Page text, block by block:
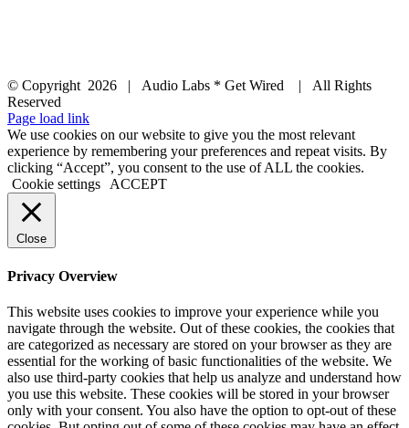
© Copyright 2026 | Audio Labs * Get Wired | All Rights
Reserved
Facebook
Instagram
YouTube
LinkedIn
X
Page load link
We use cookies on our website to give you the most relevant
experience by remembering your preferences and repeat visits. By
clicking “Accept”, you consent to the use of ALL the cookies.
Cookie settings ACCEPT
Close
Privacy Overview
This website uses cookies to improve your experience while you
navigate through the website. Out of these cookies, the cookies that
are categorized as necessary are stored on your browser as they are
essential for the working of basic functionalities of the website. We
also use third-party cookies that help us analyze and understand how
you use this website. These cookies will be stored in your browser
only with your consent. You also have the option to opt-out of these